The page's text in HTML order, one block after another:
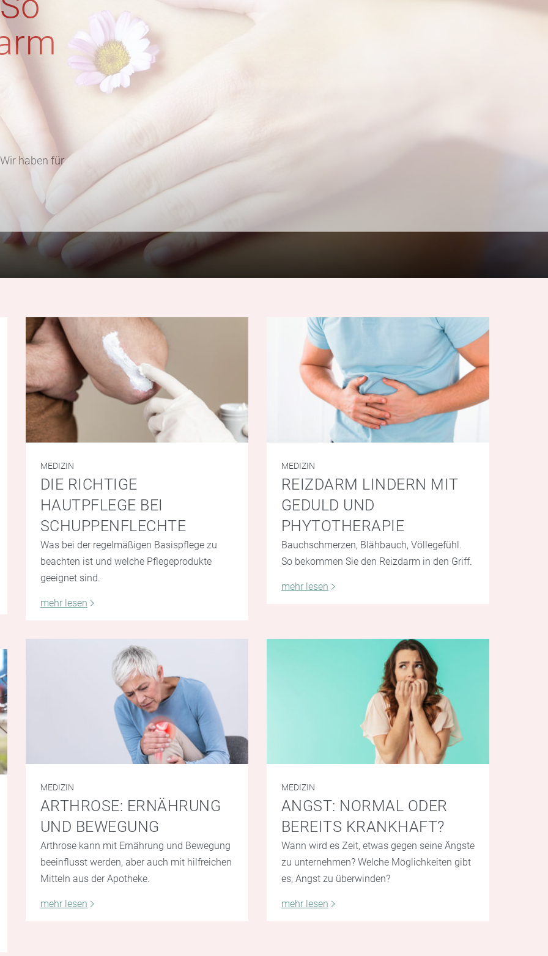
haben für
MEDIZIN
DIE RICHTIGE
HAUTPFLEGE BEI
SCHUPPENFLECHTE
Was bei der regelmäßigen Basispflege zu
beachten ist und welche Pflegeprodukte
geeignet sind.
mehr lesen
MEDIZIN
REIZDARM LINDERN MIT
GEDULD UND
PHYTOTHERAPIE
Bauchschmerzen, Blähbauch, Völlegefühl.
So bekommen Sie den Reizdarm in den Griff.
mehr lesen
MEDIZIN
ARTHROSE: ERNÄHRUNG
UND BEWEGUNG
Arthrose kann mit Ernährung und Bewegung
beeinflusst werden, aber auch mit hilfreichen
Mitteln aus der Apotheke.
mehr lesen
MEDIZIN
ANGST: NORMAL ODER
BEREITS KRANKHAFT?
Wann wird es Zeit, etwas gegen seine Ängste
zu unternehmen? Welche Möglichkeiten gibt
es, Angst zu überwinden?
mehr lesen